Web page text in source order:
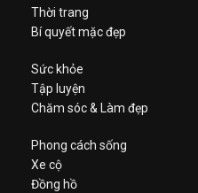
Thời trang
Bí quyết mặc đẹp
Sức khỏe
Tập luyện
Chăm sóc & Làm đẹp
Phong cách sống
Xe cộ
Đồng hồ